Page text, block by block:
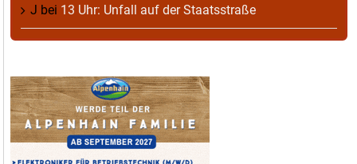
J bei 13 Uhr: Unfall auf der Staatsstraße